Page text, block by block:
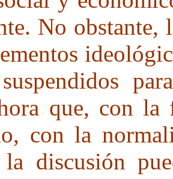
No obstante,
que, con
con la
discusión